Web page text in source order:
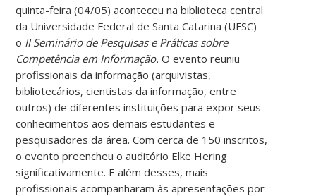
quinta-feira (04/05) aconteceu na biblioteca central
da Universidade Federal de Santa Catarina (UFSC)
o II Seminário de Pesquisas e Práticas sobre
Competência em Informação.O evento reuniu
profissionais da informação (arquivistas,
bibliotecários, cientistas da informação, entre
outros) de diferentes instituições para expor seus
conhecimentos aos demais estudantes e
pesquisadores da área. Com cerca de 150 inscritos,
o evento preencheu o auditório Elke Hering
significativamente. E além desses, mais
profissionais acompanharam às apresentações por